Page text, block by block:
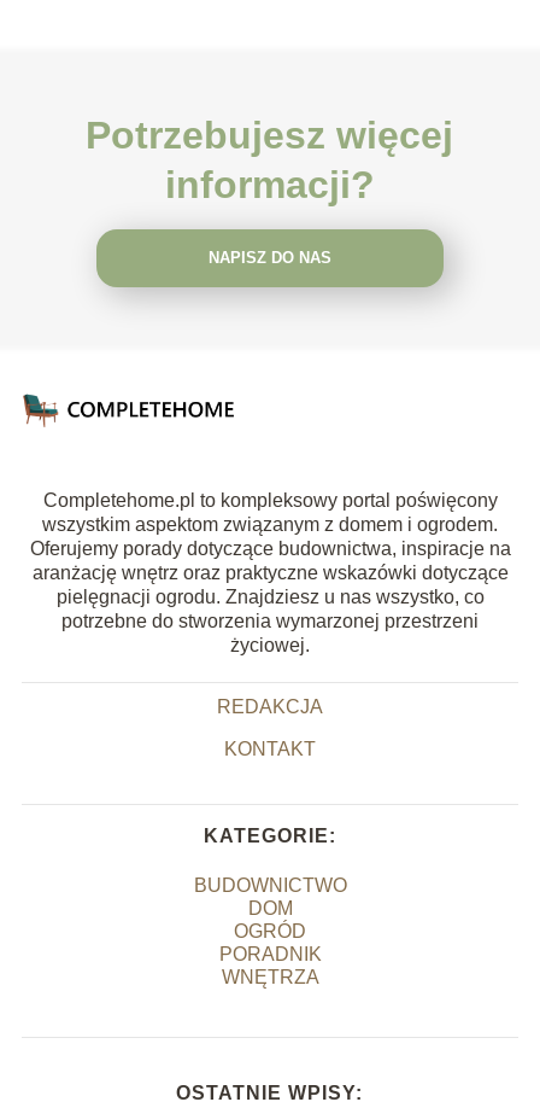
Potrzebujesz więcej
informacji?
NAPISZ DO NAS
Completehome.pl to kompleksowy portal poświęcony
wszystkim aspektom związanym z domem i ogrodem.
Oferujemy porady dotyczące budownictwa, inspiracje na
aranżację wnętrz oraz praktyczne wskazówki dotyczące
pielęgnacji ogrodu. Znajdziesz u nas wszystko, co
potrzebne do stworzenia wymarzonej przestrzeni
życiowej.
REDAKCJA
KONTAKT
KATEGORIE:
BUDOWNICTWO
DOM
OGRÓD
PORADNIK
WNĘTRZA
OSTATNIE WPISY: